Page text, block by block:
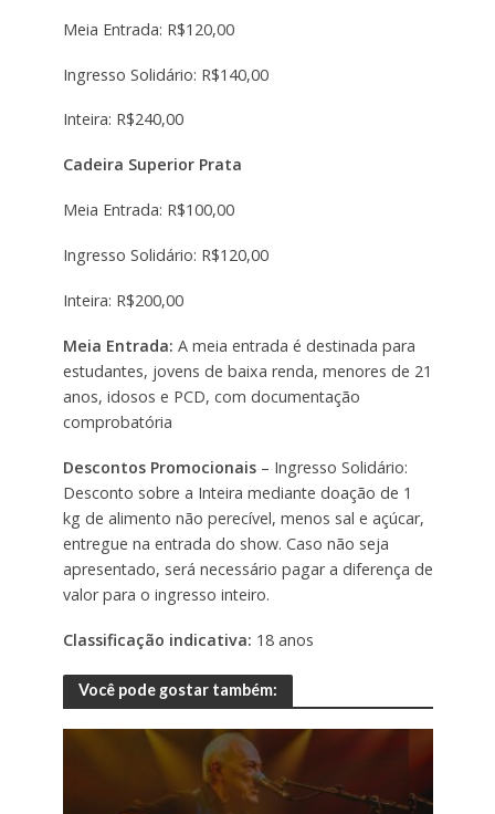
Meia Entrada: R$120,00
Ingresso Solidário: R$140,00
Inteira: R$240,00
Cadeira Superior Prata
Meia Entrada: R$100,00
Ingresso Solidário: R$120,00
Inteira: R$200,00
Meia Entrada: A meia entrada é destinada para
estudantes, jovens de baixa renda, menores de 21
anos, idosos e PCD, com documentação
comprobatória
Descontos Promocionais– Ingresso Solidário:
Desconto sobre a Inteira mediante doação de 1
kg de alimento não perecível, menos sal e açúcar,
entregue na entrada do show. Caso não seja
apresentado, será necessário pagar a diferença de
valor para o ingresso inteiro.
Classificação indicativa: 18 anos
Você pode gostar também: